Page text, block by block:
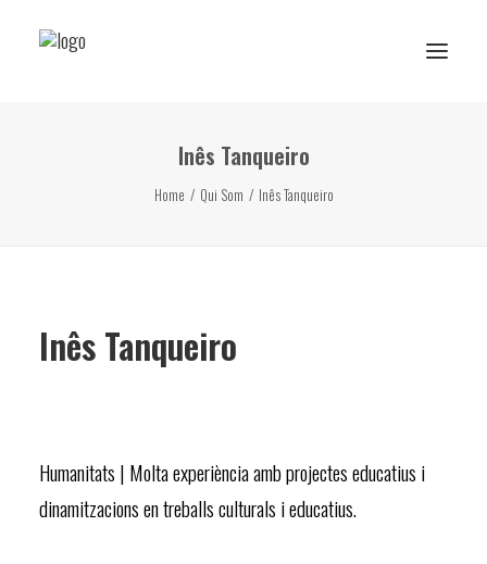
Reserva de rutes i experiències
Sobre Ans
Inês Tanqueiro
Home Qui Som Inês Tanqueiro
Inês Tanqueiro
Humanitats | Molta experiència amb projectes educatius i
dinamitzacions en treballs culturals i educatius.